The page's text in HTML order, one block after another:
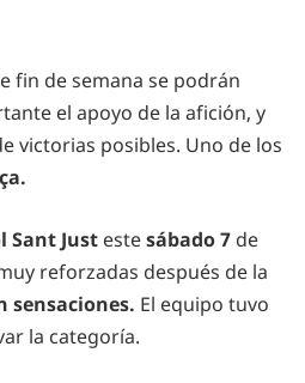
fin de semana se podrán
el apoyo de la afición, y
victorias posibles. Uno de los
Sant Just estesábado 7 de
reforzadas después de la
sensaciones. El equipo tuvo
la categoría.